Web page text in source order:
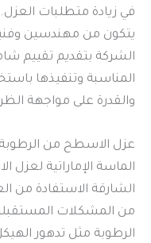
في زيادة متطلبات
يتكون من مهندسين
الشركة بتقديم تقييم
المناسبة وتنفيذها
والقدرة على مواجهة
عزل الاسطح من
الماسة الإماراتية
الشارقة الاستفادة من
من المشكلات
الرطوبة مثل تدهور